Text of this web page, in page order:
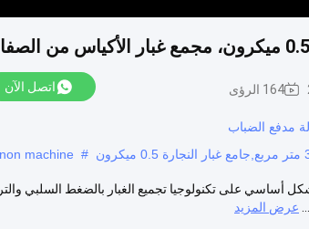
164 الرؤى اتصل الآن
مدفع الضباب
#
machine
أساسي على تكنولوجيا تجميع الغبار بالضغط السلبي
عرض المزيد